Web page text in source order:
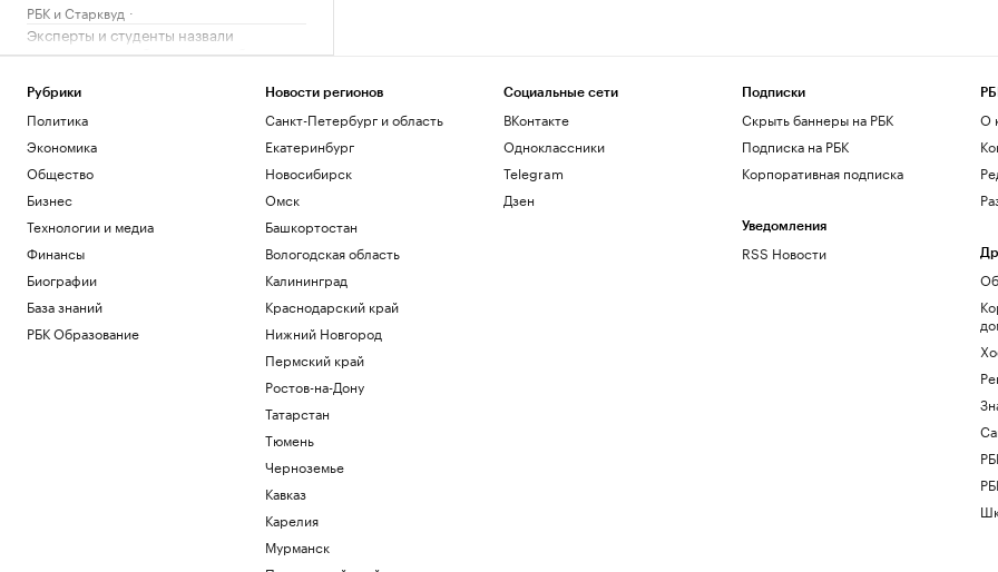
РБК и Старквуд
Эксперты и студенты назвали
преимущества обучения за рубежом
Общество
Сеул счел санкции Британии против
России угрозой своей
энергобезопасности
Политика
На 88-м году жизни ушел из жизни
художник Николай Марков
Общество
Рубрики
Политика
Экономика
Общество
Бизнес
Технологии и медиа
Финансы
Биографии
База знаний
РБК Образование
Новости регионов
Санкт-Петербург и область
Екатеринбург
Новосибирск
Омск
Башкортостан
Вологодская область
Калининград
Краснодарский край
Нижний Новгород
Пермский край
Ростов-на-Дону
Татарстан
Тюмень
Черноземье
Кавказ
Карелия
Мурманск
Социальные сети
ВКонтакте
Одноклассники
Telegram
Дзен
Подписки
Скрыть баннеры на РБК
Подписка на РБК
Корпоративная подписка
Уведомления
RSS Новости
О